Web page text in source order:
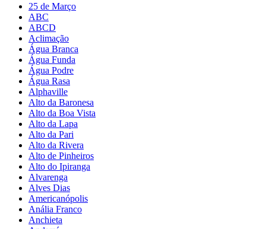
25 de Março
ABC
ABCD
Aclimação
Água Branca
Água Funda
Água Podre
Água Rasa
Alphaville
Alto da Baronesa
Alto da Boa Vista
Alto da Lapa
Alto da Pari
Alto da Rivera
Alto de Pinheiros
Alto do Ipiranga
Alvarenga
Alves Dias
Americanópolis
Anália Franco
Anchieta